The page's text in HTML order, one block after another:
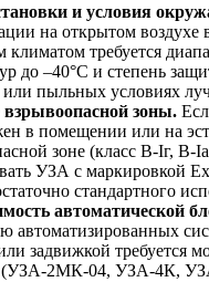
и условия
на открытом воздухе
климатом требуется
до –40°C и степень
пыльных условиях
зоны.
в помещении или на
зоне (класс В-Iг, В-
УЗА с маркировкой
стандартного
автоматической
автоматизированных
задвижкой требуется
(УЗА-2МК-04, УЗА-4К,